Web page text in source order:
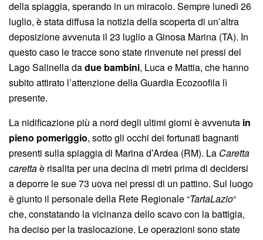
della spiaggia, sperando in un miracolo. Sempre lunedì 26
luglio, è stata diffusa la notizia della scoperta di un’altra
deposizione avvenuta il 23 luglio a Ginosa Marina (TA). In
questo caso le tracce sono state rinvenute nei pressi del
Lago Salinella dadue bambini, Luca e Mattia, che hanno
subito attirato l’attenzione della Guardia Ecozoofila lì
presente.
La nidificazione più a nord degli ultimi giorni è avvenuta in
pieno pomeriggio, sotto gli occhi dei fortunati bagnanti
presenti sulla spiaggia di Marina d’Ardea (RM). La Caretta
carettaè risalita per una decina di metri prima di decidersi
a deporre le sue 73 uova nei pressi di un pattino. Sul luogo
è giunto il personale della Rete Regionale “TartaLazio“
che, constatando la vicinanza dello scavo con la battigia,
ha deciso per la traslocazione. Le operazioni sono state